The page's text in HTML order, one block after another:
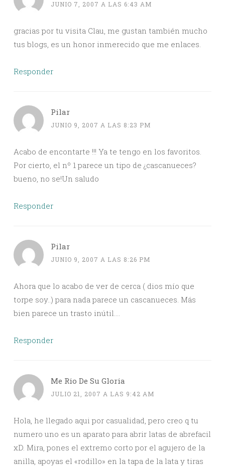
JUNIO 7, 2007 A LAS 6:43 AM
gracias por tu visita Clau, me gustan también mucho
tus blogs, es un honor inmerecido que me enlaces.
Responder
Pilar
JUNIO 9, 2007 A LAS 8:23 PM
Acabo de encontarte !!! Ya te tengo en los favoritos.
Por cierto, el nº 1 parece un tipo de ¿cascanueces?
bueno, no se!Un saludo
Responder
Pilar
JUNIO 9, 2007 A LAS 8:26 PM
Ahora que lo acabo de ver de cerca ( dios mío que
torpe soy..) para nada parece un cascanueces. Más
bien parece un trasto inútil….
Responder
Me Rio De Su Gloria
JULIO 21, 2007 A LAS 9:42 AM
Hola, he llegado aqui por casualidad, pero creo q tu
numero uno es un aparato para abrir latas de abrefacil
xD. Mira, pones el extremo corto por el agujero de la
anilla, apoyas el «rodillo» en la tapa de la lata y tiras